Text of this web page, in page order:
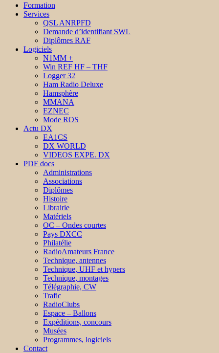
Formation
Services
QSL ANRPFD
Demande d’identifiant SWL
Diplômes RAF
Logiciels
N1MM +
Win REF HF – THF
Logger 32
Ham Radio Deluxe
Hamsphère
MMANA
EZNEC
Mode ROS
Actu DX
EA1CS
DX WORLD
VIDEOS EXPE. DX
PDF docs
Administrations
Associations
Diplômes
Histoire
Librairie
Matériels
OC – Ondes courtes
Pays DXCC
Philatélie
RadioAmateurs France
Technique, antennes
Technique, UHF et hypers
Technique, montages
Télégraphie, CW
Trafic
RadioClubs
Espace – Ballons
Expéditions, concours
Musées
Programmes, logiciels
Contact